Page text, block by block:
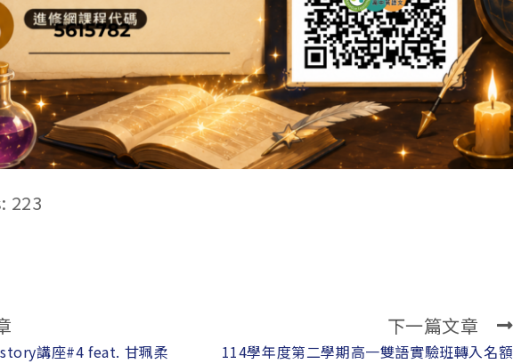
223
講座#4 feat. 甘珮柔
下一篇文章
114學年度第二學期高一雙語實驗班轉入名額